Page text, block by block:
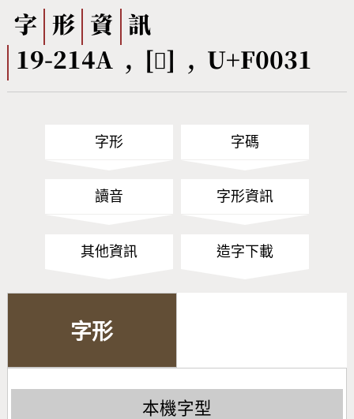
筆順序查詢
CNS查詢 Unicode查詢
字形下載
熱門查詢統計
字 形 資
訊
19-214A , [󰀱] , U+F0031
字形 字碼
讀音 字形資訊
其他資訊 造字下載
字形
本機字型